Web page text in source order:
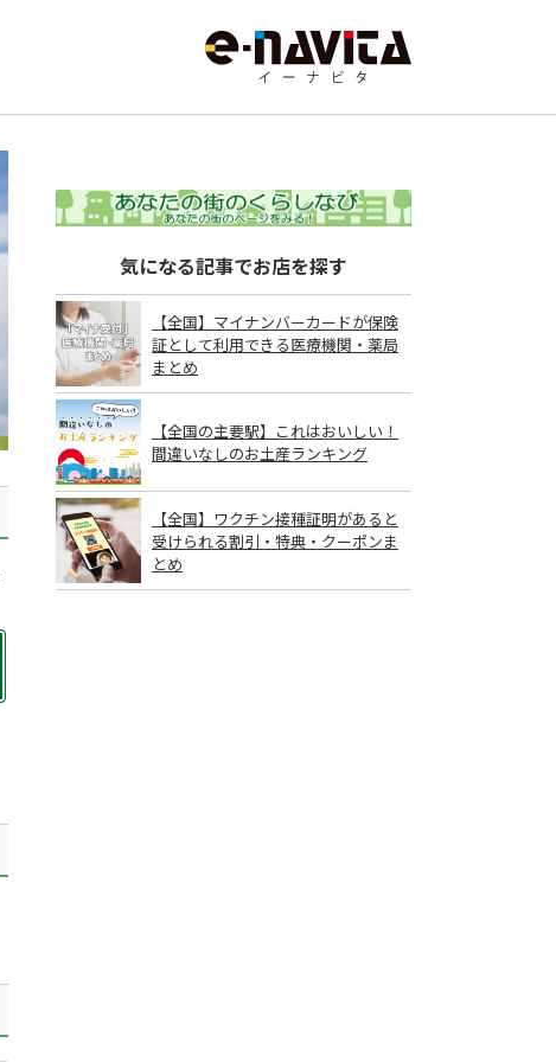
気になる記事でお店を探す
【全国】マイナンバーカードが保険
証として利用できる医療機関・薬局
まとめ
【全国の主要駅】これはおいしい！
間違いなしのお土産ランキング
【全国】ワクチン接種証明があると
受けられる割引・特典・クーポンま
とめ